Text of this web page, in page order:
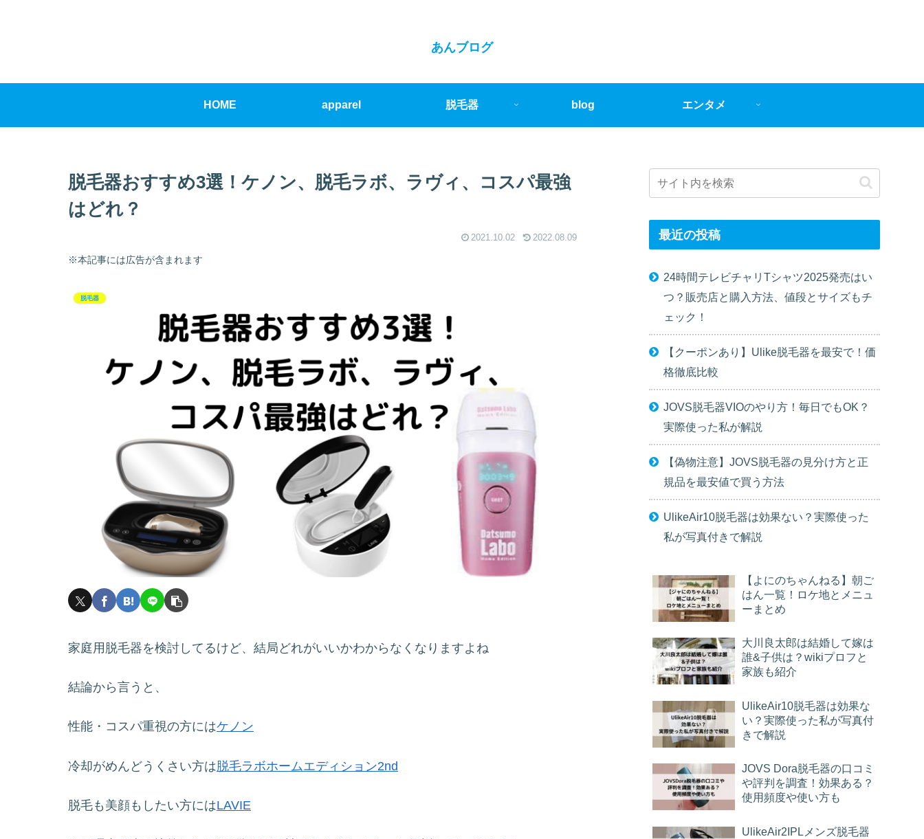
あんブログ
HOME apparel 脱毛器 blog エンタメ
脱毛器おすすめ3選！ケノン、脱毛ラボ、ラヴィ、コスパ最強
はどれ？
2021.10.02 2022.08.09
※本記事には広告が含まれます
脱毛器
家庭用脱毛器を検討してるけど、結局どれがいいかわからなくなりますよね
結論から言うと、
性能・コスパ重視の方にはケノン
冷却がめんどうくさい方は脱毛ラボホームエディション2nd
脱毛も美顔もしたい方にはLAVIE
最近の投稿
24時間テレビチャリTシャツ2025発売はい
つ？販売店と購入方法、値段とサイズもチ
ェック！
【クーポンあり】Ulike脱毛器を最安で！価
格徹底比較
JOVS脱毛器VIOのやり方！毎日でもOK？
実際使った私が解説
【偽物注意】JOVS脱毛器の見分け方と正
規品を最安値で買う方法
UlikeAir10脱毛器は効果ない？実際使った
私が写真付きで解説
【よにのちゃんねる】朝ご
はん一覧！ロケ地とメニュ
ーまとめ
大川良太郎は結婚して嫁は
誰&子供は？wikiプロフと
家族も紹介
UlikeAir10脱毛器は効果な
い？実際使った私が写真付
きで解説
JOVS Dora脱毛器の口コミ
や評判を調査！効果ある？
使用頻度や使い方も
UlikeAir2IPLメンズ脱毛器